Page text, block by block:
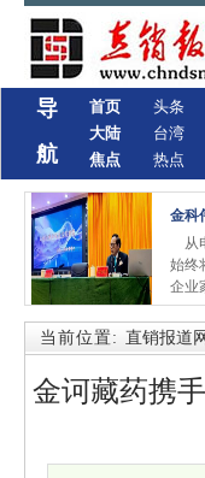
导
航
首页
大陆
焦点
头条
台湾
热点
金科
从
始终
企业
当前位置: 直销报道网
金诃藏药携